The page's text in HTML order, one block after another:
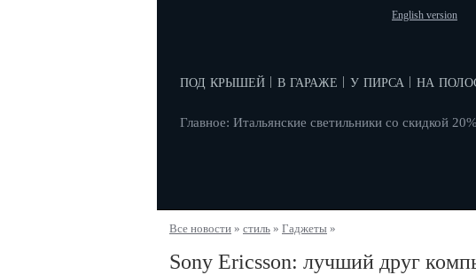
English version
под крышей в гараже у пирса на
Главное: Итальянские светильники со скидкой
Все новости » стиль » Гаджеты »
Sony Ericsson: лучший друг